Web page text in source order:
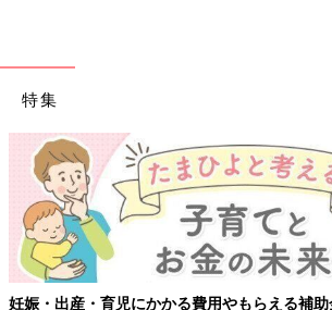
特集
妊娠・出産・育児にかかる費用やもらえる補